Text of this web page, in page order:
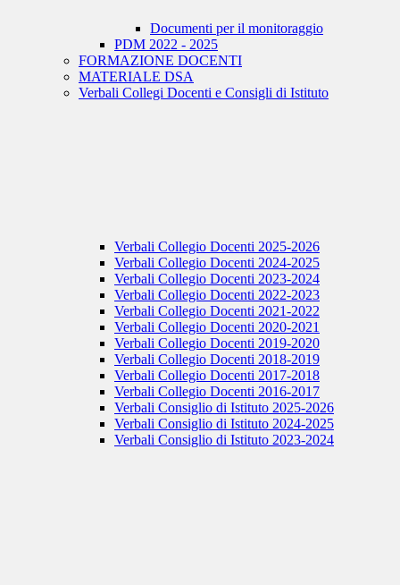
Documenti per il monitoraggio
PDM 2022 - 2025
FORMAZIONE DOCENTI
MATERIALE DSA
Verbali Collegi Docenti e Consigli di Istituto
Verbali Collegio Docenti 2025-2026
Verbali Collegio Docenti 2024-2025
Verbali Collegio Docenti 2023-2024
Verbali Collegio Docenti 2022-2023
Verbali Collegio Docenti 2021-2022
Verbali Collegio Docenti 2020-2021
Verbali Collegio Docenti 2019-2020
Verbali Collegio Docenti 2018-2019
Verbali Collegio Docenti 2017-2018
Verbali Collegio Docenti 2016-2017
Verbali Consiglio di Istituto 2025-2026
Verbali Consiglio di Istituto 2024-2025
Verbali Consiglio di Istituto 2023-2024